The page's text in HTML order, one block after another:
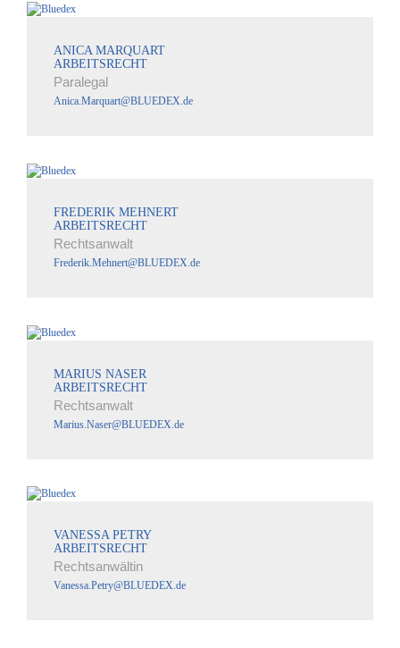
ANICA MARQUART
ARBEITSRECHT
Paralegal
Anica.Marquart@BLUEDEX.de
FREDERIK MEHNERT
ARBEITSRECHT
Rechtsanwalt
Frederik.Mehnert@BLUEDEX.de
MARIUS NASER
ARBEITSRECHT
Rechtsanwalt
Marius.Naser@BLUEDEX.de
VANESSA PETRY
ARBEITSRECHT
Rechtsanwältin
Vanessa.Petry@BLUEDEX.de